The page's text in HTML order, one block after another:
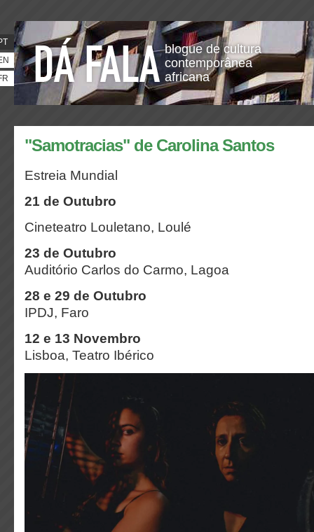
blogue de cultura
contemporânea
africana
"Samotracias" de Carolina Santos
Estreia Mundial
21 de Outubro
Cineteatro Louletano, Loulé
23 de Outubro
Auditório Carlos do Carmo, Lagoa
28 e 29 de Outubro
IPDJ, Faro
12 e 13 Novembro
Lisboa, Teatro Ibérico